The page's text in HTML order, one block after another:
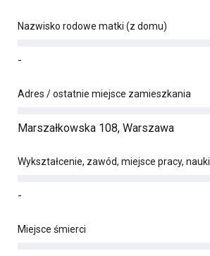
Nazwisko rodowe matki (z domu)
-
Adres / ostatnie miejsce zamieszkania
Marszałkowska 108, Warszawa
Wykształcenie, zawód, miejsce pracy, nauki
-
Miejsce śmierci